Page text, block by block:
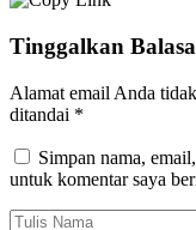
Tinggalkan
Alamat email Anda
ditandai *
Simpan nama,
untuk komentar saya